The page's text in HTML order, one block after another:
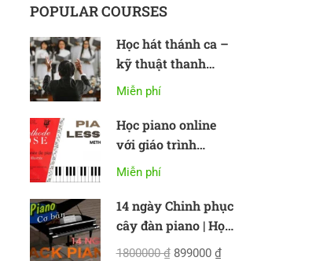
POPULAR COURSES
Học hát thánh ca –
kỹ thuật thanh
nhạc cơ bản
Miễn phí
Học piano online
với giáo trình
Methode Rose
Miễn phí
14 ngày Chinh phục
cây đàn piano | Học
piano online cơ bản
1800000 ₫ 899000 ₫